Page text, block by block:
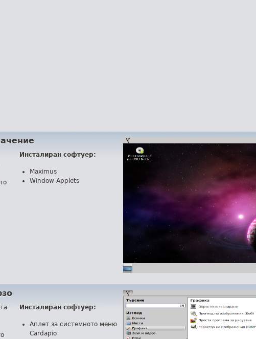
Инсталиран софтуер:
Maximus
Window Applets
Инсталиран софтуер:
Аплет за системното меню
Cardapio